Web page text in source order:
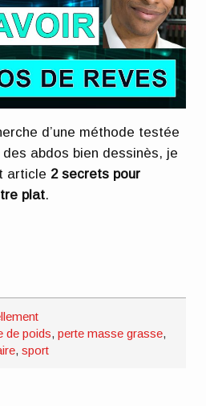
d’une méthode testée
abdos bien dessinès, je
article 2 secrets pour
plat.
de poids,perte masse grasse,
,sport